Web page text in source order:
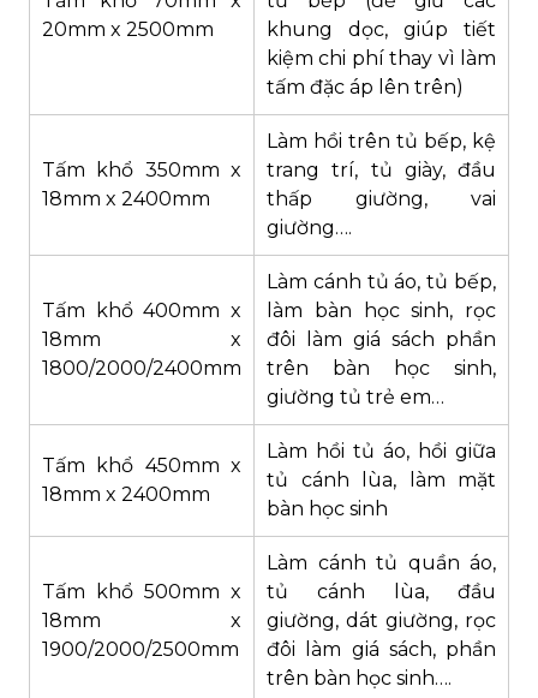
20mm x 2500mm
khung dọc, giúp tiết
kiệm chi phí thay vì làm
tấm đặc áp lên trên)
Tấm khổ 350mm x
18mm x 2400mm
Làm hồi trên tủ bếp, kệ
trang trí, tủ giày, đầu
thấp giường, vai
giường….
Tấm khổ 400mm x
18mm x
1800/2000/2400mm
Làm cánh tủ áo, tủ bếp,
làm bàn học sinh, rọc
đôi làm giá sách phần
trên bàn học sinh,
giường tủ trẻ em…
Tấm khổ 450mm x
18mm x 2400mm
Làm hồi tủ áo, hồi giữa
tủ cánh lùa, làm mặt
bàn học sinh
Tấm khổ 500mm x
18mm x
1900/2000/2500mm
Làm cánh tủ quần áo,
tủ cánh lùa, đầu
giường, dát giường, rọc
đôi làm giá sách, phần
trên bàn học sinh….